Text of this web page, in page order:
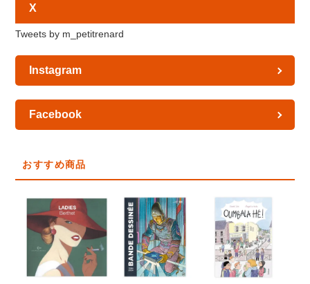
X
Tweets by m_petitrenard
Instagram
Facebook
おすすめ商品